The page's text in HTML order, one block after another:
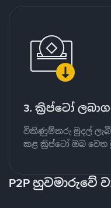
3. ක්‍රිප්ටෝ
විකිණුම්කරු මුදල්
කළ ක්‍රිප්ටෝ ඔබ වෙත
P2P හුවමාරුවේ